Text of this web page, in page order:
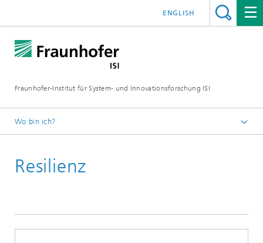
Fraunhofer-Institut für System- und Innovationsforschung ISI
ENGLISH
Wo bin ich?
Blog
Resilienz